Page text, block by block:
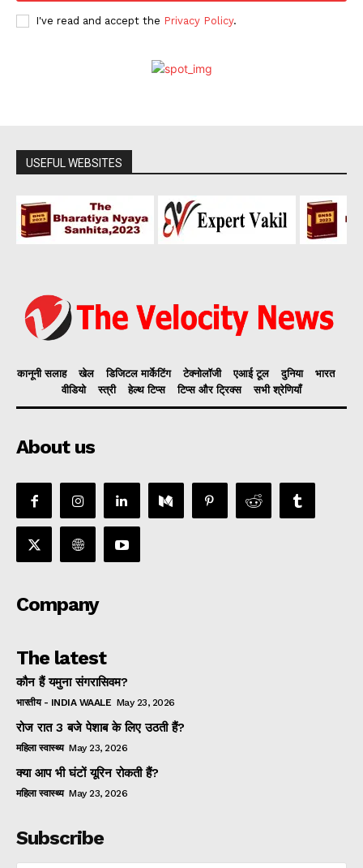
I've read and accept the Privacy Policy.
USEFUL WEBSITES
कानूनी सलाह खेल डिजिटल मार्केटिंग टेक्नोलॉजी एआई टूल दुनिया
भारत
वीडियो
स्त्री हेल्थ टिप्स टिप्स और ट्रिक्स सभी श्रेणियाँ
About us
Company
The latest
कौन हैं यमुना संगरासिवम?
भारतीय - INDIA WAALE May 23, 2026
रोज रात 3 बजे पेशाब के लिए उठती हैं?
महिला स्वास्थ्य May 23, 2026
क्या आप भी घंटों यूरिन रोकती हैं?
महिला स्वास्थ्य May 23, 2026
Subscribe